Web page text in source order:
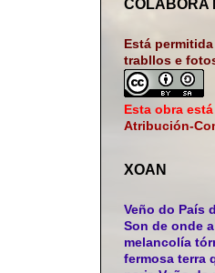
COLABORA
Está
trabllos e
Esta obra
Atribución-
XOAN
Veño do País
Son de onde
melancolía
fermosa terra